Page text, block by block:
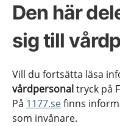
Den här
sig till
Vill du fortsätta läsa
vårdpersonaltryck på
På 1177.sefinns
som invånare.
Bakteriell prostatit
Benign
Enures hos barn
Erektil dysfunktion